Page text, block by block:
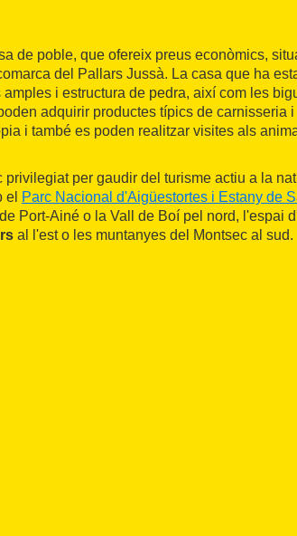
de poble, que ofereix preus econòmics,
del Pallars Jussà. La casa que ha
i estructura de pedra, així com les
adquirir productes típics de carnisseria i
i també es poden realitzar visites als
privilegiat per gaudir del turisme actiu a la
el Parc Nacional d'Aigüestortes i Estany de
Port-Ainé o la Vall de Boí pel nord, l'espai
al l'est o les muntanyes del Montsec al sud.